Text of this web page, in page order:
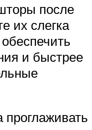
после
их слегка
и быстрее